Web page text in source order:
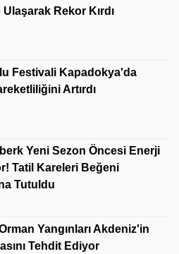
Ulaşarak Rekor Kırdı
Festivali Kapadokya'da
Artırdı
Yeni Sezon Öncesi Enerji
Tatil Kareleri Beğeni
Tutuldu
Yangınları Akdeniz'in
Tehdit Ediyor